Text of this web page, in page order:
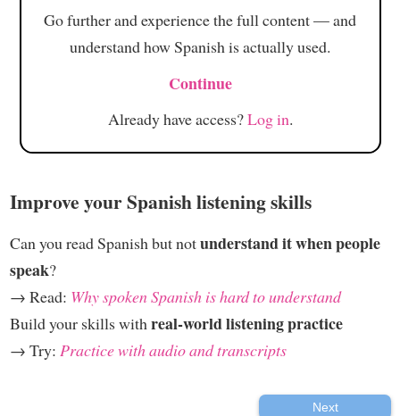
Go further and experience the full content — and
understand how Spanish is actually used.
Continue
Already have access?Log in.
Improve your Spanish listening skills
Can you read Spanish but notunderstand it when people
speak?
→ Read: Why spoken Spanish is hard to understand
Build your skills with real-world listening practice
→ Try: Practice with audio and transcripts
Next